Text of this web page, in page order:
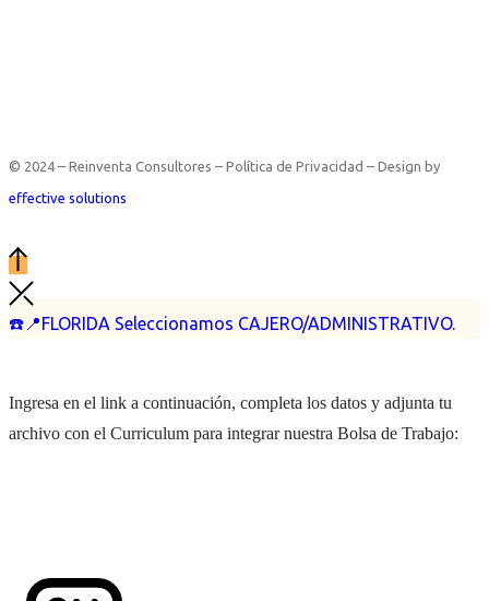
☎️📍FLORIDA Seleccionamos CAJERO/ADMINISTRATIVO.
© 2024 – Reinventa Consultores – Política de Privacidad – Design by
effective solutions
Ingresa en el link a continuación, completa los datos y adjunta tu
archivo con el Curriculum para integrar nuestra Bolsa de Trabajo: